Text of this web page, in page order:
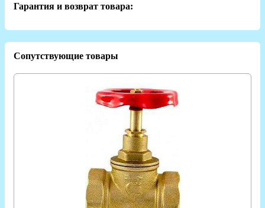
Гарантия и возврат товара:
Сопутствующие товары